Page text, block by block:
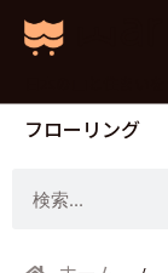
フローリング